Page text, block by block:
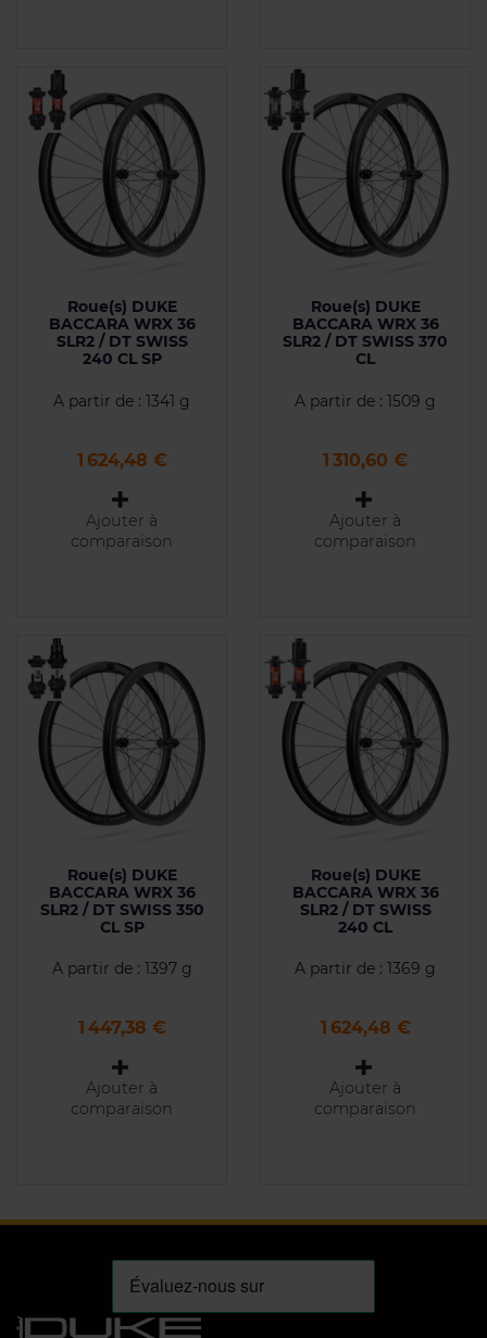
Roue(s) DUKE
BACCARA WRX 36
SLR2 / DT SWISS
240 CL SP
A partir de : 1341 g
Prix
1 624,48 €
Ajouter à
comparaison
Roue(s) DUKE
BACCARA WRX 36
SLR2 / DT SWISS 370
CL
A partir de : 1509 g
Prix
1 310,60 €
Ajouter à
comparaison
Roue(s) DUKE
BACCARA WRX 36
SLR2 / DT SWISS 350
CL SP
A partir de : 1397 g
Prix
1 447,38 €
Ajouter à
comparaison
Roue(s) DUKE
BACCARA WRX 36
SLR2 / DT SWISS
240 CL
A partir de : 1369 g
Prix
1 624,48 €
Ajouter à
comparaison